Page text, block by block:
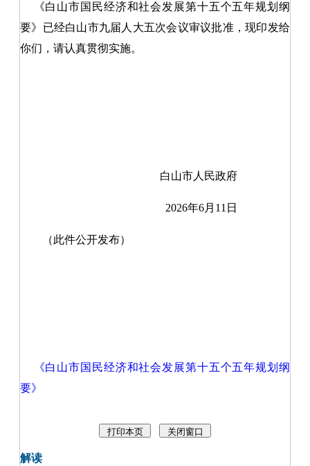
《白山市国民经济和社会发展第十五个五年规划纲
要》已经白山市九届人大五次会议审议批准，现印发给
你们，请认真贯彻实施。
白山市人民政府
2026年6月11日
（此件公开发布）
《白山市国民经济和社会发展第十五个五年规划纲
要》
解读